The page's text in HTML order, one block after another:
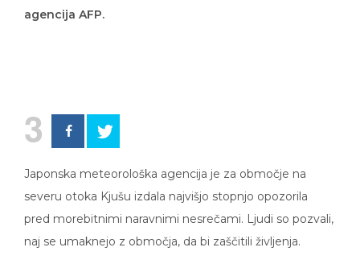
agencija AFP.
3
Japonska meteorološka agencija je za območje na
severu otoka Kjušu izdala najvišjo stopnjo opozorila
pred morebitnimi naravnimi nesrečami. Ljudi so pozvali,
naj se umaknejo z območja, da bi zaščitili življenja.